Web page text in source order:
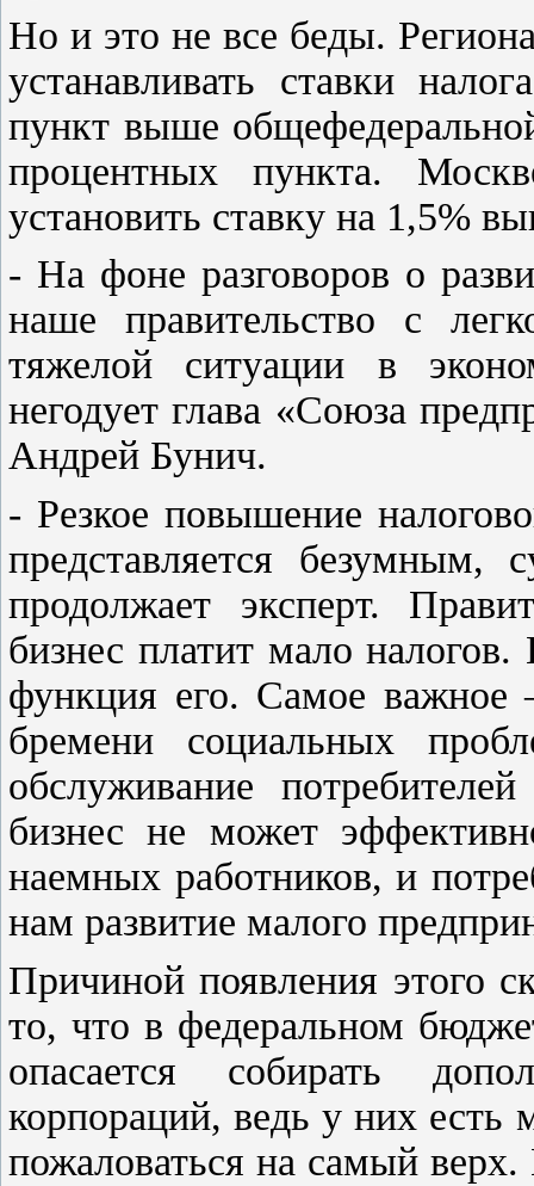
Но и это не все беды.
устанавливать ставки
пункт выше
процентных пункта.
установить ставку на 1,5%
- На фоне разговоров о
наше правительство с
тяжелой ситуации в
негодует глава «Союза
Андрей Бунич.
- Резкое повышение
представляется безумным,
продолжает эксперт.
бизнес платит мало
функция его. Самое важное
бремени социальных
обслуживание
бизнес не может
наемных работников, и
нам развитие малого
Причиной появления этого
то, что в федеральном
опасается собирать
корпораций, ведь у них
пожаловаться на самый